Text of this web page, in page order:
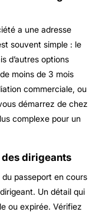
a une adresse
souvent simple : le
d’autres options
moins de 3 mois
commerciale, ou
démarrez de chez
complexe pour un
des dirigeants
passeport en cours
Un détail qui
ou expirée. Vérifiez